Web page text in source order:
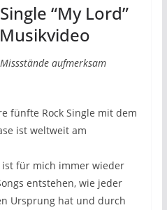
“My Lord”
aufmerksam
fünfte Rock Single mit dem
ist weltweit am
ist für mich immer wieder
entstehen, wie jeder
Ursprung hat und durch